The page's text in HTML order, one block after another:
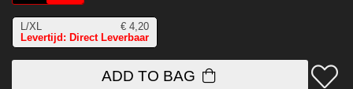
L/XL € 4,20
Levertijd: Direct Leverbaar
ADD TO BAG